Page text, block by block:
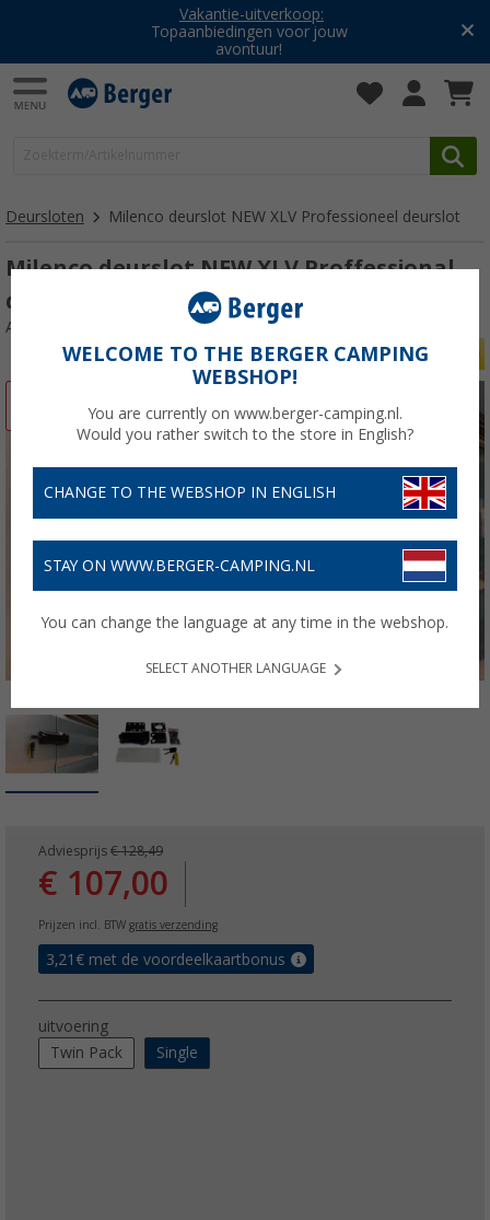
Vakantie-uitverkoop:
Topaanbiedingen voor jouw
avontuur!
Deursloten Milenco deurslot NEW XLV Professioneel deurslot
Milenco deurslot NEW XLV Proffessional
deurslot enkel
Artikelnr: 757244
Adviesprijs € 128,49
€ 107,00
Prijzen incl. BTW gratis verzending
3,21 € met de voordeelkaartbonus
uitvoering
Twin Pack
Single
WELCOME TO THE BERGER CAMPING
WEBSHOP!
You are currently on www.berger-camping.nl.
Would you rather switch to the store in English?
CHANGE TO THE WEBSHOP IN ENGLISH
STAY ON WWW.BERGER-CAMPING.NL
You can change the language at any time in the webshop.
SELECT ANOTHER LANGUAGE